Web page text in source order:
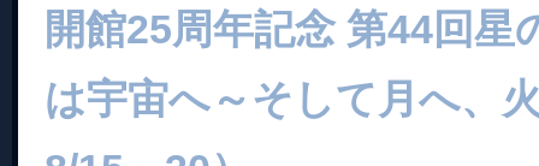
開館25周年記念 第44回星
は宇宙へ～そして月へ、